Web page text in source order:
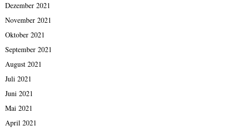
Dezember 2021
November 2021
Oktober 2021
September 2021
August 2021
Juli 2021
Juni 2021
Mai 2021
April 2021